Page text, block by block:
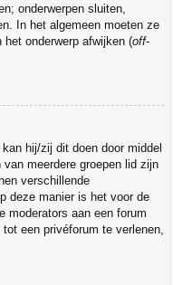
onderwerpen sluiten,
In het algemeen moeten ze
onderwerp afwijken (off-
hij/zij dit doen door middel
meerdere groepen lid zijn
verschillende
deze manier is het voor de
moderators aan een forum
een privéforum te verlenen,